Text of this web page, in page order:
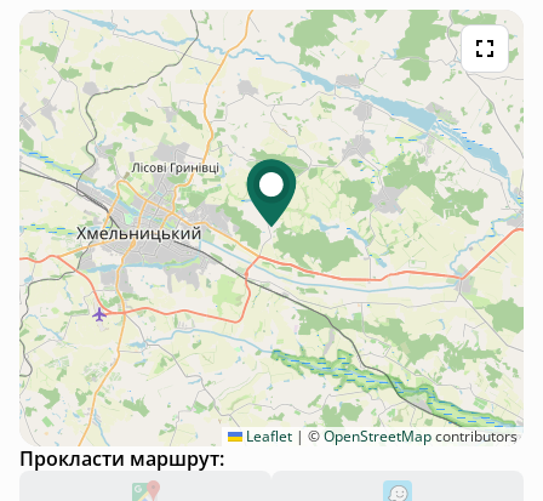
Leaflet | ©OpenStreetMapcontributors
Прокласти маршрут: